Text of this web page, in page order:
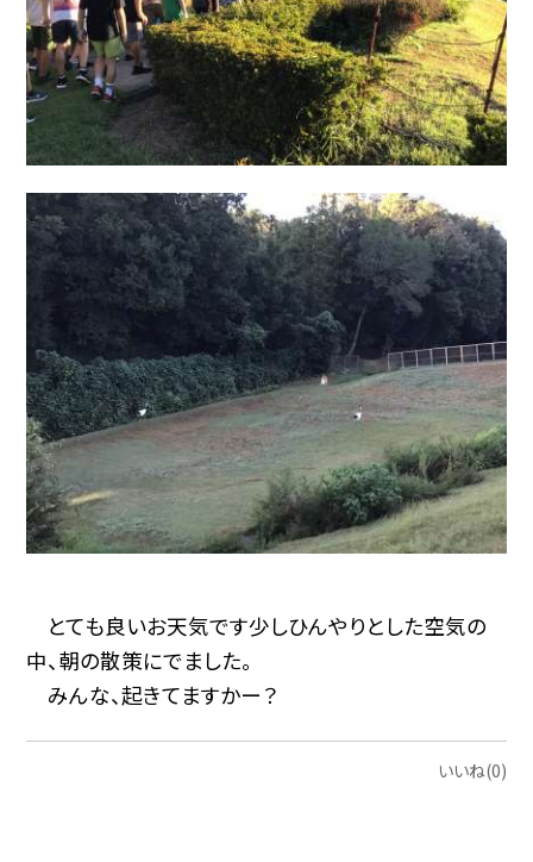
とても良いお天気です少しひんやりとした空気の
中、朝の散策にでました。
みんな、起きてますかー？
いいね(0)